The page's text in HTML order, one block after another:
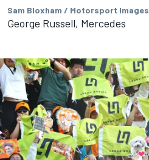
Sam Bloxham / Motorsport Images
George Russell, Mercedes